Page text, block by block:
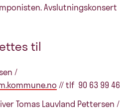
Avslutningskonsert
til
/
// tlf 90 63 99 46
Tomas Lauvland Pettersen /